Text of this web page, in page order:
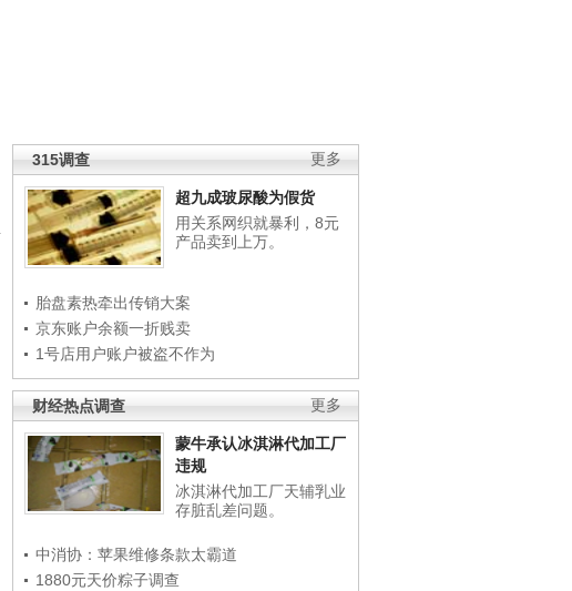
更多
315调查
超九成玻尿酸为假货
用关系网织就暴利，8元
产品卖到上万。
胎盘素热牵出传销大案
京东账户余额一折贱卖
1号店用户账户被盗不作为
更多
财经热点调查
蒙牛承认冰淇淋代加工厂
违规
冰淇淋代加工厂天辅乳业
存脏乱差问题。
中消协：苹果维修条款太霸道
1880元天价粽子调查